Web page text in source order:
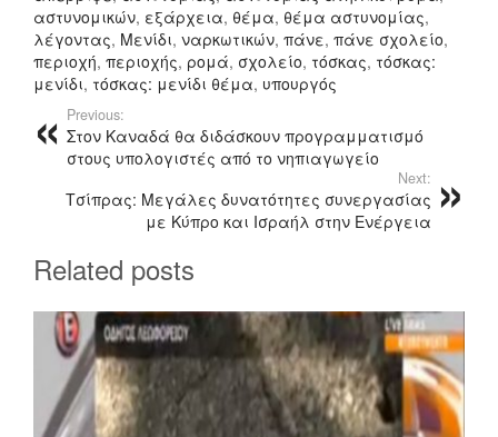
e
b
o
o
k
er α
σ
τ
εί
τ
ε
αστυνομικών, εξάρχεια, θέμα, θέμα αστυνομίας,
λέγοντας, Μενίδι, ναρκωτικών, πάνε, πάνε σχολείο,
περιοχή, περιοχής, ρομά, σχολείο, τόσκας, τόσκας:
μενίδι, τόσκας: μενίδι θέμα, υπουργός
Previous:
Στον Καναδά θα διδάσκουν προγραμματισμό
στους υπολογιστές από το νηπιαγωγείο
Next:
Τσίπρας: Μεγάλες δυνατότητες συνεργασίας
με Κύπρο και Ισραήλ στην Ενέργεια
Related posts